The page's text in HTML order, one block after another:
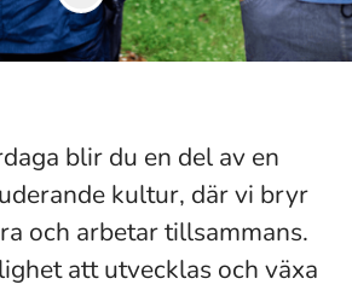
blir du en del av en
kultur, där vi bryr
och arbetar tillsammans.
att utvecklas och växa